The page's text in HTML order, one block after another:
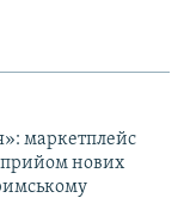
маркетплейс
нових